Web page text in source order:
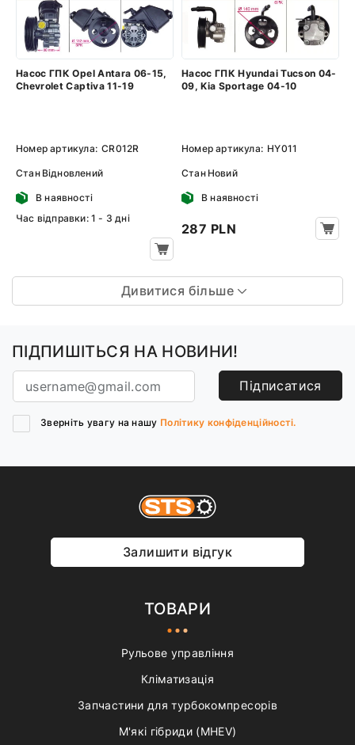
Насос ГПК Opel Antara 06-15,
Chevrolet Captiva 11-19
Номер артикула: CR012R
Стан Відновлений
В наявності
Час відправки: 1 - 3 дні
Насос ГПК Hyundai Tucson 04-
09, Kia Sportage 04-10
Номер артикула: HY011
Стан Новий
В наявності
287 PLN
Дивитися більше
ПІДПИШІТЬСЯ НА НОВИНИ!
Підписатися
Зверніть увагу на нашу Політику конфіденційності.
Залишити відгук
ТОВАРИ
Рульове управління
Кліматизація
Запчастини для турбокомпресорів
М'які гібриди (MHEV)